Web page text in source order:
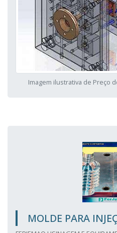
Imagem ilustrativa de Preço
MOLDE PARA